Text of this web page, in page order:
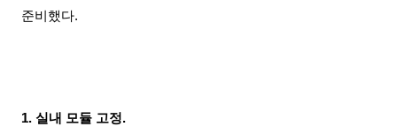
준비 했다.
1. 실내 모듈 고정.